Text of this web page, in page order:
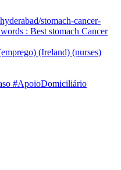
stomach-cancer-
: Best stomach Cancer
(Ireland) (nurses)
#ApoioDomiciliário